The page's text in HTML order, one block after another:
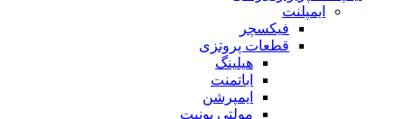
ایمپلنت
فیکسچر
قطعات پروتزی
هیلینگ
اباتمنت
ایمپرشن
مولتی یونیت